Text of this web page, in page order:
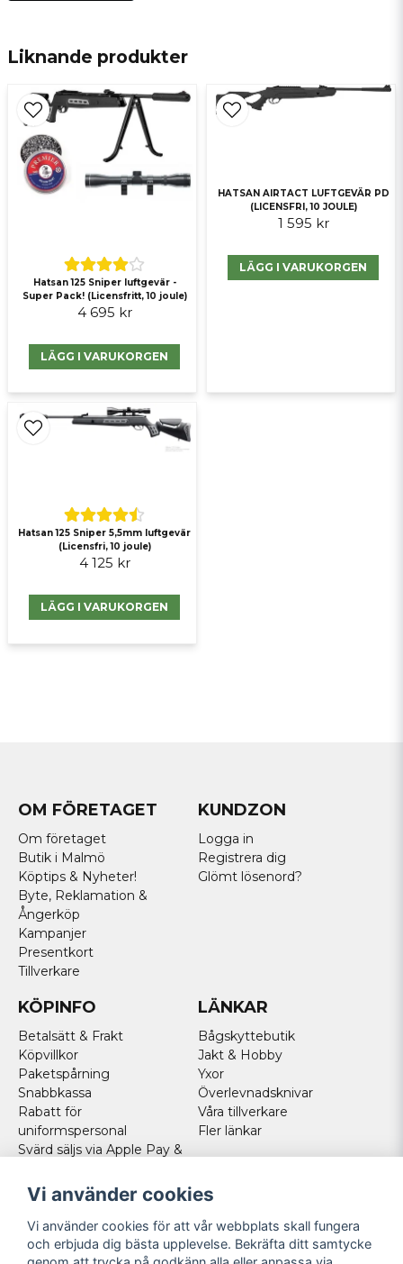
email
E-postadress
Ja, ni får publicera min fråga
Skicka fråga
Liknande produkter
Hatsan 125 Sniper luftgevär -
Super Pack! (Licensfritt, 10 joule)
4 695 kr
LÄGG I VARUKORGEN
HATSAN AIRTACT LUFTGEVÄR PD
(LICENSFRI, 10 JOULE)
1 595 kr
LÄGG I VARUKORGEN
Hatsan 125 Sniper 5,5mm luftgevär
(Licensfri, 10 joule)
4 125 kr
LÄGG I VARUKORGEN
OM FÖRETAGET
Om företaget
Butik i Malmö
Köptips & Nyheter!
Byte, Reklamation &
Ångerköp
Kampanjer
Presentkort
Tillverkare
KUNDZON
Logga in
Registrera dig
Glömt lösenord?
KÖPINFO
Betalsätt & Frakt
Köpvillkor
Paketspårning
Snabbkassa
Rabatt för
uniformspersonal
Svärd säljs via Apple Pay &
Norska kunder
Cookies
LÄNKAR
Bågskyttebutik
Jakt & Hobby
Yxor
Överlevnadsknivar
Våra tillverkare
Fler länkar
FÖLJ OSS
Vi använder cookies
Vi använder cookies för att vår webbplats skall fungera
och erbjuda dig bästa upplevelse. Bekräfta ditt samtycke